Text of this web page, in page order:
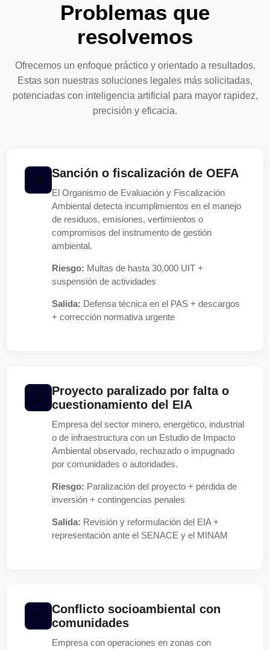
Problemas que
resolvemos
Ofrecemos un enfoque práctico y orientado a resultados.
Estas son nuestras soluciones legales más solicitadas,
potenciadas con inteligencia artificial para mayor rapidez,
precisión y eficacia.
Sanción o fiscalización de OEFA
El Organismo de Evaluación y Fiscalización
Ambiental detecta incumplimientos en el manejo
de residuos, emisiones, vertimientos o
compromisos del instrumento de gestión
ambiental.
Riesgo: Multas de hasta 30,000 UIT +
suspensión de actividades
Salida: Defensa técnica en el PAS + descargos
+ corrección normativa urgente
Proyecto paralizado por falta o
cuestionamiento del EIA
Empresa del sector minero, energético, industrial
o de infraestructura con un Estudio de Impacto
Ambiental observado, rechazado o impugnado
por comunidades o autoridades.
Riesgo: Paralización del proyecto + pérdida de
inversión + contingencias penales
Salida: Revisión y reformulación del EIA +
representación ante el SENACE y el MINAM
Conflicto socioambiental con
comunidades
Empresa con operaciones en zonas con